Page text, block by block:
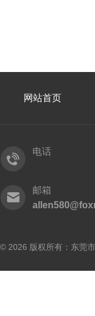
网站首页
电话
邮箱
© 2026 版权所有：东莞